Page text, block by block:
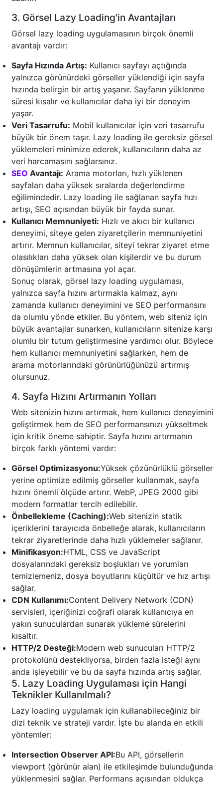
3. Görsel Lazy Loading'in Avantajları
Görsel lazy loading uygulamasının birçok önemli
avantajı vardır:
Sayfa Hızında Artış: Kullanıcı sayfayı açtığında
yalnızca görünürdeki görseller yüklendiği için sayfa
hızında belirgin bir artış yaşanır. Sayfanın yüklenme
süresi kısalır ve kullanıcılar daha iyi bir deneyim
yaşar.
Veri Tasarrufu: Mobil kullanıcılar için veri tasarrufu
büyük bir önem taşır. Lazy loading ile gereksiz görsel
yüklemeleri minimize ederek, kullanıcıların daha az
veri harcamasını sağlarsınız.
SEO Avantajı: Arama motorları, hızlı yüklenen
sayfaları daha yüksek sıralarda değerlendirme
eğilimindedir. Lazy loading ile sağlanan sayfa hızı
artışı, SEO açısından büyük bir fayda sunar.
Kullanıcı Memnuniyeti: Hızlı ve akıcı bir kullanıcı
deneyimi, siteye gelen ziyaretçilerin memnuniyetini
artırır. Memnun kullanıcılar, siteyi tekrar ziyaret etme
olasılıkları daha yüksek olan kişilerdir ve bu durum
dönüşümlerin artmasına yol açar.
Sonuç olarak, görsel lazy loading uygulaması,
yalnızca sayfa hızını artırmakla kalmaz, aynı
zamanda kullanıcı deneyimini ve SEO performansını
da olumlu yönde etkiler. Bu yöntem, web siteniz için
büyük avantajlar sunarken, kullanıcıların sitenize karşı
olumlu bir tutum geliştirmesine yardımcı olur. Böylece
hem kullanıcı memnuniyetini sağlarken, hem de
arama motorlarındaki görünürlüğünüzü artırmış
olursunuz.
4. Sayfa Hızını Artırmanın Yolları
Web sitenizin hızını artırmak, hem kullanıcı deneyimini
geliştirmek hem de SEO performansınızı yükseltmek
için kritik öneme sahiptir. Sayfa hızını artırmanın
birçok farklı yöntemi vardır:
Görsel Optimizasyonu:Yüksek çözünürlüklü görseller
yerine optimize edilmiş görseller kullanmak, sayfa
hızını önemli ölçüde artırır. WebP, JPEG 2000 gibi
modern formatlar tercih edilebilir.
Önbellekleme (Caching):Web sitenizin statik
içeriklerini tarayıcıda önbelleğe alarak, kullanıcıların
tekrar ziyaretlerinde daha hızlı yüklemeler sağlanır.
Minifikasyon:HTML, CSS ve JavaScript
dosyalarındaki gereksiz boşlukları ve yorumları
temizlemeniz, dosya boyutlarını küçültür ve hız artışı
sağlar.
CDN Kullanımı:Content Delivery Network (CDN)
servisleri, içeriğinizi coğrafi olarak kullanıcıya en
yakın sunuculardan sunarak yükleme sürelerini
kısaltır.
HTTP/2 Desteği:Modern web sunucuları HTTP/2
protokolünü destekliyorsa, birden fazla isteği aynı
anda işleyebilir ve bu da sayfa hızında artış sağlar.
5. Lazy Loading Uygulaması için Hangi
Teknikler Kullanılmalı?
Lazy loading uygulamak için kullanabileceğiniz bir
dizi teknik ve strateji vardır. İşte bu alanda en etkili
yöntemler:
Intersection Observer API:Bu API, görsellerin
viewport (görünür alan) ile etkileşimde bulunduğunda
yüklenmesini sağlar. Performans açısından oldukça